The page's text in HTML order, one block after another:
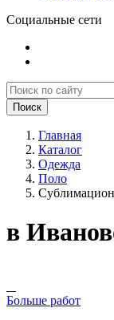
Социальные сети
Поиск
Главная
Каталог
Одежда
Поло
в
Больше работ